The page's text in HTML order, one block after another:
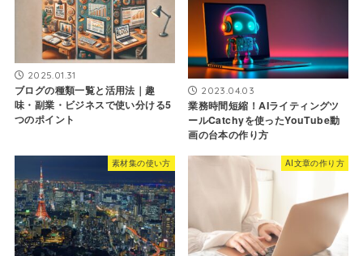
2025.01.31
ブログの種類一覧と活用法｜趣
味・副業・ビジネスで使い分ける5
つのポイント
2023.04.03
業務時間短縮！AIライティングツ
ールCatchyを使ったYouTube動
画の台本の作り方
素材集の使い方 AI文章の作り方